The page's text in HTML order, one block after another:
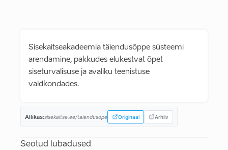
Sisekaitseakadeemia täiendusõppe süsteemi
arendamine, pakkudes elukestvat õpet
siseturvalisuse ja avaliku teenistuse
valdkondades.
Allikas:sisekaitse.ee/taiendusope Originaal Arhiiv
Seotud lubadused